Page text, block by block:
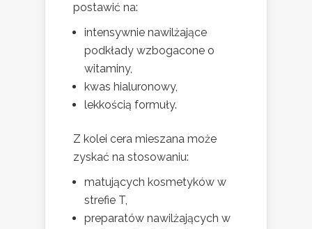
postawić na:
intensywnie nawilżające
podkłady wzbogacone o
witaminy,
kwas hialuronowy,
lekkością formuły.
Z kolei cera mieszana może
zyskać na stosowaniu:
matujących kosmetyków w
strefie T,
preparatów nawilżających w